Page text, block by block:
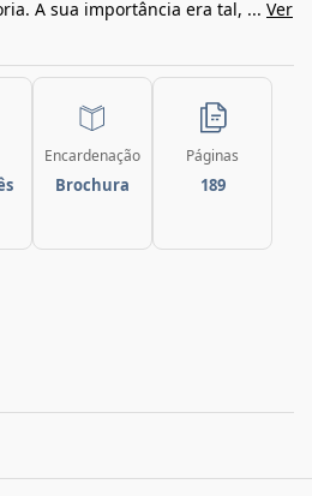
A sua importância era tal, ... Ver
Encardenação
Brochura
Páginas
189